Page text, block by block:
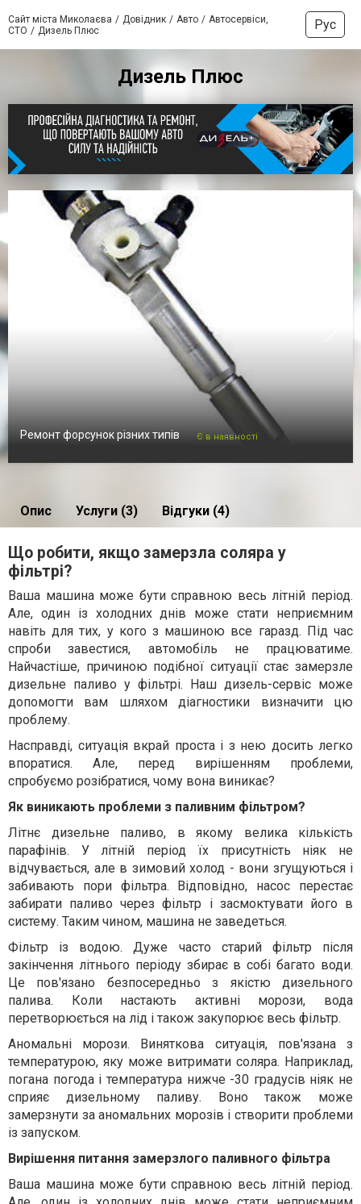
Сайт міста Миколаєва Довідник Авто
Автосервіси,
СТО
Дизель Плюс Рус
Дизель Плюс
Ремонт форсунок різних типів Є в наявності
Опис Услуги (3) Відгуки (4)
Що робити, якщо замерзла соляра у
фільтрі?
Ваша машина може бути справною весь літній період.
Але, один із холодних днів може стати неприємним
навіть для тих, у кого з машиною все гаразд. Під час
спроби завестися, автомобіль не працюватиме.
Найчастіше, причиною подібної ситуації стає замерзле
дизельне паливо у фільтрі. Наш дизель-сервіс може
допомогти вам шляхом діагностики визначити цю
проблему.
Насправді, ситуація вкрай проста і з нею досить легко
впоратися. Але, перед вирішенням проблеми,
спробуємо розібратися, чому вона виникає?
Як виникають проблеми з паливним фільтром?
Літнє дизельне паливо, в якому велика кількість
парафінів. У літній період їх присутність ніяк не
відчувається, але в зимовий холод - вони згущуються і
забивають пори фільтра. Відповідно, насос перестає
забирати паливо через фільтр і засмоктувати його в
систему. Таким чином, машина не заведеться.
Фільтр із водою. Дуже часто старий фільтр після
закінчення літнього періоду збирає в собі багато води.
Це пов'язано безпосередньо з якістю дизельного
палива. Коли настають активні морози, вода
перетворюється на лід і також закупорює весь фільтр.
Аномальні морози. Виняткова ситуація, пов'язана з
температурою, яку може витримати соляра. Наприклад,
погана погода і температура нижче -30 градусів ніяк не
сприяє дизельному паливу. Воно також може
замерзнути за аномальних морозів і створити проблеми
із запуском.
Вирішення питання замерзлого паливного фільтра
Ваша машина може бути справною весь літній період.